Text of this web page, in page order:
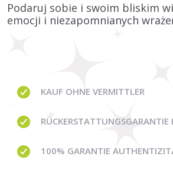
Podaruj sobie i swoim bliskim
emocji i niezapomnianych
KAUF OHNE VERMITTLER
RÜCKERSTATTUNGSGARANTIE
100% GARANTIE